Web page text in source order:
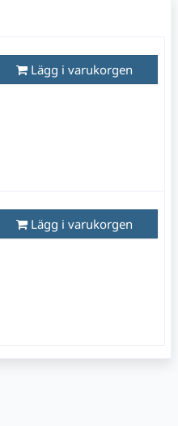
Lägg i varukorgen
Lägg i varukorgen